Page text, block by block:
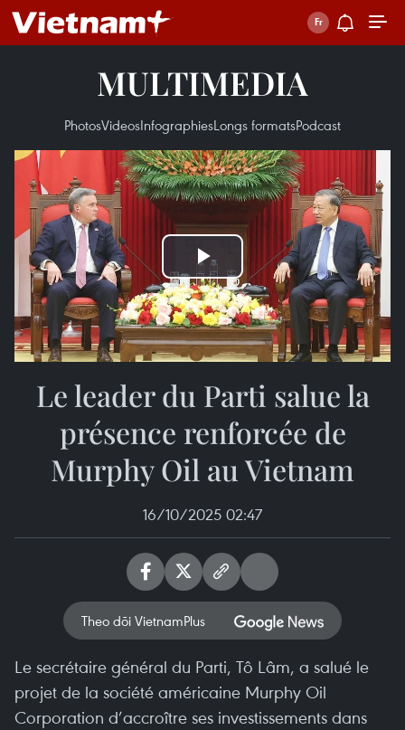
MULTIMEDIA
PhotosVideosInfographiesLongs formatsPodcast
Play
Video
Le leader du Parti salue la
présence renforcée de
Murphy Oil au Vietnam
16/10/2025 02:47
Theo dõi VietnamPlus
Le secrétaire général du Parti, Tô Lâm, a salué le
projet de la société américaine Murphy Oil
Corporation d’accroître ses investissements dans